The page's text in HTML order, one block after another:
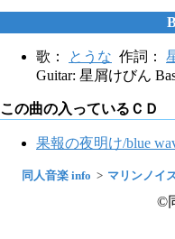
歌： とうな 作詞：
Guitar: 星屑けびん
この曲の入っているＣＤ
果報の夜明け/blue
同人音楽 info マリンノイ
©